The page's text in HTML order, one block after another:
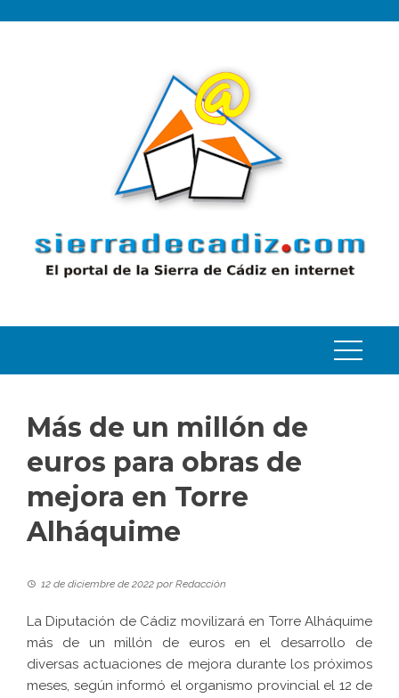
Más de un millón de
euros para obras de
mejora en Torre
Alháquime
12 de diciembre de 2022 porRedacción
La Diputación de Cádiz movilizará en Torre Alháquime
más de un millón de euros en el desarrollo de
diversas actuaciones de mejora durante los próximos
meses, según informó el organismo provincial el 12 de